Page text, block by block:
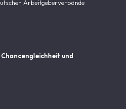
Arbeitgeberverbände
und